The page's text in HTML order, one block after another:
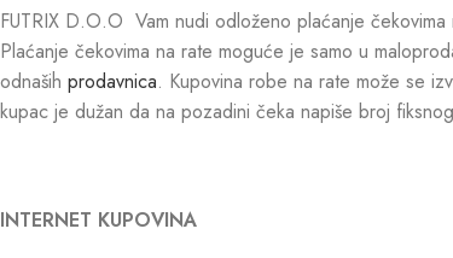
FUTRIX D.O.O Vam nudi odloženo plaćanje
Plaćanje čekovima na rate moguće je samo u
odnaših prodavnica. Kupovina robe na rate može se
kupac je dužan da na pozadini čeka napiše broj
INTERNET KUPOVINA